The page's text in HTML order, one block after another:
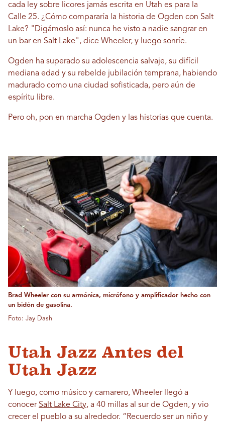
cada ley sobre licores jamás escrita en Utah es para la
Calle 25. ¿Cómo compararía la historia de Ogden con Salt
Lake? "Digámoslo así: nunca he visto a nadie sangrar en
un bar en Salt Lake", dice Wheeler, y luego sonríe.
Ogden ha superado su adolescencia salvaje, su difícil
mediana edad y su rebelde jubilación temprana, habiendo
madurado como una ciudad sofisticada, pero aún de
espíritu libre.
Pero oh, pon en marcha Ogden y las historias que cuenta.
Brad Wheeler con su armónica, micrófono y amplificador hecho con
un bidón de gasolina.
Foto: Jay Dash
Utah Jazz Antes del
Utah Jazz
Y luego, como músico y camarero, Wheeler llegó a
conocer Salt Lake City, a 40 millas al sur de Ogden, y vio
crecer el pueblo a su alrededor. “Recuerdo ser un niño y